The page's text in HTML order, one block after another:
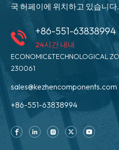
국 허페이에 위치하고 있습니다.
+86-551-63838994
24시간 내내
ECONOMIC&TECHNOLOGICAL
230061
sales@kezhencomponents.com
+86-551-63838994